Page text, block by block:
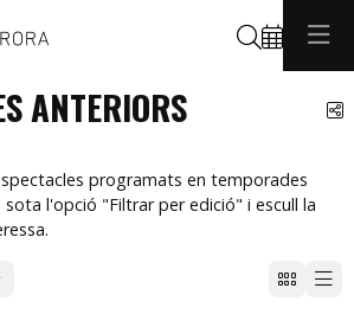
Cerca
ANTERIORS
programats en temporades
l'opció "Filtrar per edició" i escull la